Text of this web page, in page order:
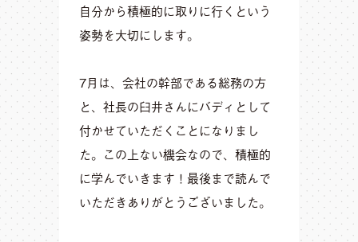
自分から積極的に取りに行くという
姿勢を大切にします。
7月は、会社の幹部である総務の方
と、社長の臼井さんにバディとして
付かせていただくことになりまし
た。この上ない機会なので、積極的
に学んでいきます！最後まで読んで
いただきありがとうございました。